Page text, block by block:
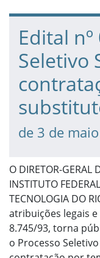
Fim da navegação
Início do conteúdo
Edital
Seletivo
de 3 de
O DIRETOR-GERAL
INSTITUTO
TECNOLOGIA DO
atribuições legais
8.745/93, torna
o Processo